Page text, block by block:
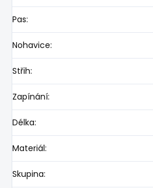
Pas:
Nohavice:
Střih:
Zapínání:
Délka:
Materiál:
Skupina: